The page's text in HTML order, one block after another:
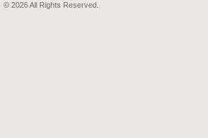
© 2026 All Rights Reserved.